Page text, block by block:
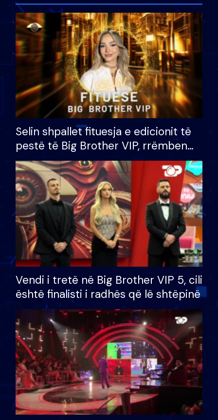
Selin shpallet fituesja e edicionit të
pestë të Big Brother VIP, rrëmben
çmimin e madh prej 100 mijë eurosh
Vendi i tretë në Big Brother VIP 5, cili
është finalisti i radhës që lë shtëpinë